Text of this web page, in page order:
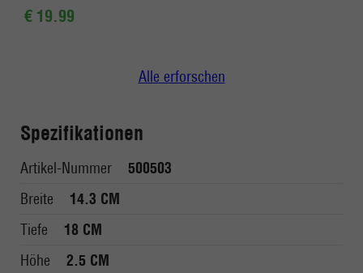
€ 19.99
Alle erforschen
Spezifikationen
Artikel-Nummer
500503
Breite
14.3 CM
Tiefe
18 CM
Höhe
2.5 CM